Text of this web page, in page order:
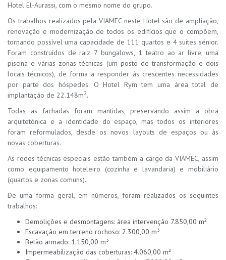
Hotel El-Aurassi, com o mesmo nome do grupo.
Os trabalhos realizados pela VIAMEC neste Hotel são de ampliação,
renovação e modernização de todos os edifícios que o compõem,
tornando possível uma capacidade de 111 quartos e 4 suites sénior.
Foram construídos de raiz 7 bungalows, 1 teatro ao ar livre, uma
piscina e várias zonas técnicas (um posto de transformação e dois
locais técnicos), de forma a responder às crescentes necessidades
por parte dos hóspedes. O Hotel Rym tem uma área total de
implantação de 22.148m2.
Todas as fachadas foram mantidas, preservando assim a obra
arquitetónica e a identidade do espaço, mas todos os interiores
foram reformulados, desde os novos layouts de espaços ou às
novas coberturas.
As redes técnicas especiais estão também a cargo da VIAMEC, assim
como equipamento hoteleiro (cozinha e lavandaria) e mobiliário
(quartos e zonas comuns).
De uma forma geral, em números, foram realizados os seguintes
trabalhos:
Demolições e desmontagens: área intervenção 7.850,00 m²
Escavação em terreno rochoso: 2.300,00 m³
Betão armado: 1.150,00 m³
Impermeabilização das coberturas: 4.060,00 m²